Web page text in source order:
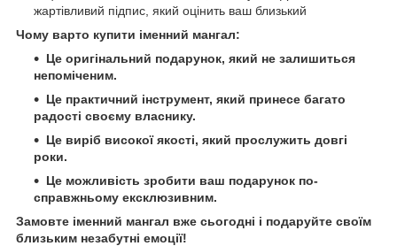
жартівливий підпис, який оцінить ваш близький
Чому варто купити іменний мангал:
Це оригінальний подарунок, який не залишиться
непоміченим.
Це практичний інструмент, який принесе багато
радості своєму власнику.
Це виріб високої якості, який прослужить довгі
роки.
Це можливість зробити ваш подарунок по-
справжньому ексклюзивним.
Замовте іменний мангал вже сьогодні і подаруйте своїм
близьким незабутні емоції!